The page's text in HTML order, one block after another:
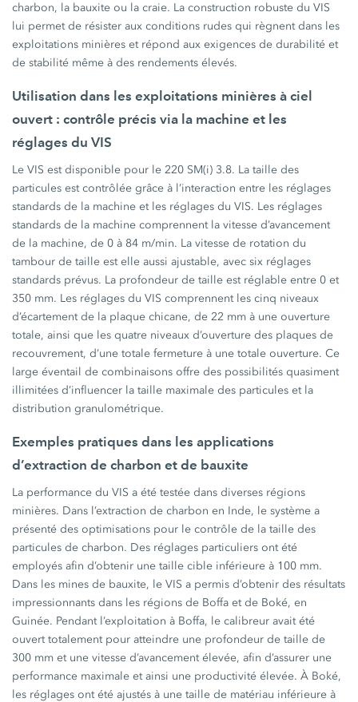
charbon, la bauxite ou la craie. La construction robuste du VIS
lui permet de résister aux conditions rudes qui règnent dans les
exploitations minières et répond aux exigences de durabilité et
de stabilité même à des rendements élevés.
Utilisation dans les exploitations minières à ciel
ouvert : contrôle précis via la machine et les
réglages du VIS
Le VIS est disponible pour le 220 SM(i) 3.8. La taille des
particules est contrôlée grâce à l’interaction entre les réglages
standards de la machine et les réglages du VIS. Les réglages
standards de la machine comprennent la vitesse d’avancement
de la machine, de 0 à 84 m/min. La vitesse de rotation du
tambour de taille est elle aussi ajustable, avec six réglages
standards prévus. La profondeur de taille est réglable entre 0 et
350 mm. Les réglages du VIS comprennent les cinq niveaux
d’écartement de la plaque chicane, de 22 mm à une ouverture
totale, ainsi que les quatre niveaux d’ouverture des plaques de
recouvrement, d’une totale fermeture à une totale ouverture. Ce
large éventail de combinaisons offre des possibilités quasiment
illimitées d’influencer la taille maximale des particules et la
distribution granulométrique.
Exemples pratiques dans les applications
d’extraction de charbon et de bauxite
La performance du VIS a été testée dans diverses régions
minières. Dans l’extraction de charbon en Inde, le système a
présenté des optimisations pour le contrôle de la taille des
particules de charbon. Des réglages particuliers ont été
employés afin d’obtenir une taille cible inférieure à 100 mm.
Dans les mines de bauxite, le VIS a permis d’obtenir des résultats
impressionnants dans les régions de Boffa et de Boké, en
Guinée. Pendant l’exploitation à Boffa, le calibreur avait été
ouvert totalement pour atteindre une profondeur de taille de
300 mm et une vitesse d’avancement élevée, afin d’assurer une
performance maximale et ainsi une productivité élevée. À Boké,
les réglages ont été ajustés à une taille de matériau inférieure à